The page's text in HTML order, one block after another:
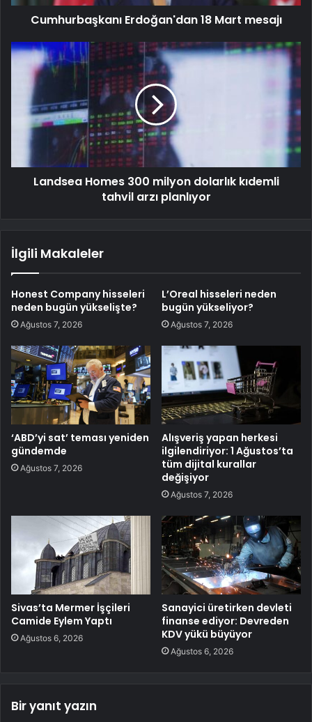
Cumhurbaşkanı Erdoğan'dan 18 Mart mesajı
Landsea Homes 300 milyon dolarlık kıdemli
tahvil arzı planlıyor
İlgili Makaleler
Honest Company hisseleri
neden bugün yükselişte?
Ağustos 7, 2026
L’Oreal hisseleri neden
bugün yükseliyor?
Ağustos 7, 2026
‘ABD’yi sat’ teması yeniden
gündemde
Ağustos 7, 2026
Alışveriş yapan herkesi
ilgilendiriyor: 1 Ağustos’ta
tüm dijital kurallar
değişiyor
Ağustos 7, 2026
Sivas’ta Mermer İşçileri
Camide Eylem Yaptı
Ağustos 6, 2026
Sanayici üretirken devleti
finanse ediyor: Devreden
KDV yükü büyüyor
Ağustos 6, 2026
Bir yanıt yazın